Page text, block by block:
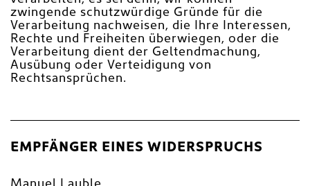
zwingende schutzwürdige Gründe für die
Verarbeitung nachweisen, die Ihre Interessen,
Rechte und Freiheiten überwiegen, oder die
Verarbeitung dient der Geltendmachung,
Ausübung oder Verteidigung von
Rechtsansprüchen.
EMPFÄNGER EINES WIDERSPRUCHS